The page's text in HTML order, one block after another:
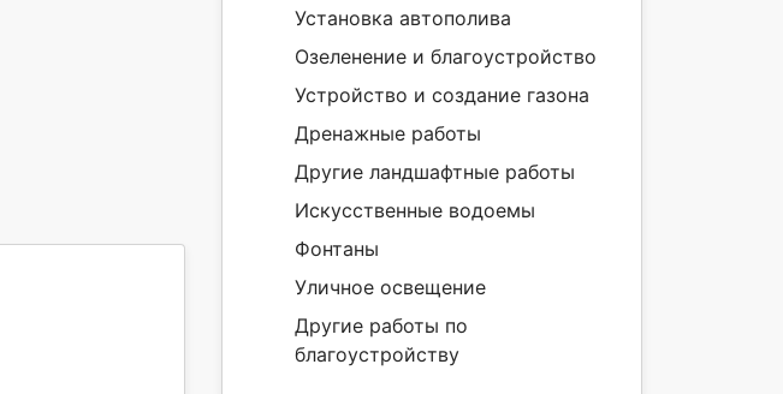
Установка автополива
Озеленение и благоустройство
Устройство и создание газона
Дренажные работы
Другие ландшафтные работы
Искусственные водоемы
Фонтаны
Уличное освещение
Другие работы по
благоустройству